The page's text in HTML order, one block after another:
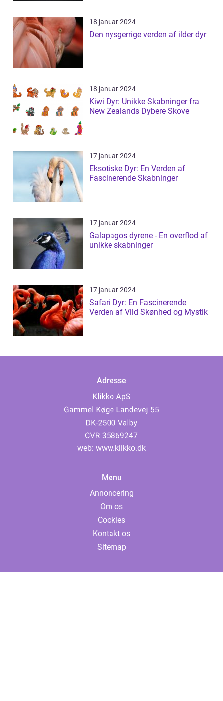
18 januar 2024
Den nysgerrige verden af ilder dyr
18 januar 2024
Kiwi Dyr: Unikke Skabninger fra
New Zealands Dybere Skove
17 januar 2024
Eksotiske Dyr: En Verden af
Fascinerende Skabninger
17 januar 2024
Galapagos dyrene - En overflod af
unikke skabninger
17 januar 2024
Safari Dyr: En Fascinerende
Verden af Vild Skønhed og Mystik
Adresse
web: www.klikko.dk
Menu
Annoncering
Om os
Cookies
Kontakt os
Sitemap